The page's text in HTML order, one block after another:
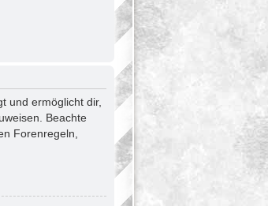
und ermöglicht dir,
Beachte
Forenregeln,